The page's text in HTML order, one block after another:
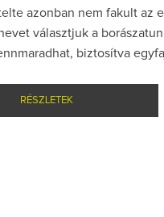
azonban nem fakult az
választjuk a
biztosítva
RÉSZLETEK